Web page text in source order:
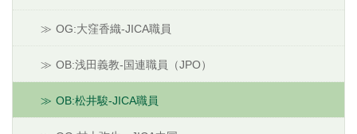
OG:大窪香織-JICA職員
OB:浅田義教-国連職員（JPO）
OB:松井駿-JICA職員